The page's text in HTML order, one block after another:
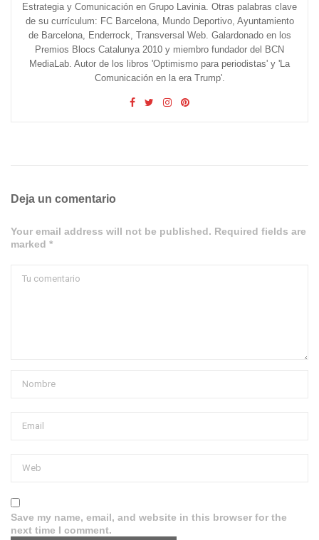
Estrategia y Comunicación en Grupo Lavinia. Otras palabras clave
de su currículum: FC Barcelona, Mundo Deportivo, Ayuntamiento
de Barcelona, Enderrock, Transversal Web. Galardonado en los
Premios Blocs Catalunya 2010 y miembro fundador del BCN
MediaLab. Autor de los libros 'Optimismo para periodistas' y 'La
Comunicación en la era Trump'.
Deja un comentario
Your email address will not be published. Required fields are
marked *
Save my name, email, and website in this browser for the
next time I comment.